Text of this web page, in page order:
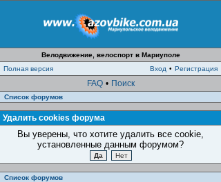
Велодвижение, велоспорт в Мариуполе
Полная версия
Вход • Регистрация
FAQ • Поиск
Список форумов
Удалить cookies форума
Вы уверены, что хотите удалить все cookie,
установленные данным форумом?
Список форумов